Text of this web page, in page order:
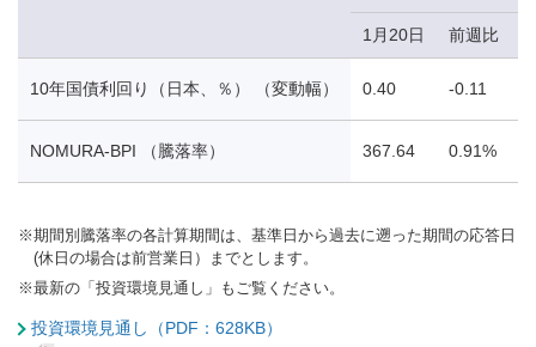
1月20日 前週比
10年国債利回り（日本、％） （変動幅） 0.40 -0.11
NOMURA-BPI （騰落率） 367.64 0.91%
※期間別騰落率の各計算期間は、基準日から過去に遡った期間の応答日
(休日の場合は前営業日）までとします。
※最新の「投資環境見通し」もご覧ください。
投資環境見通し（PDF：628KB）